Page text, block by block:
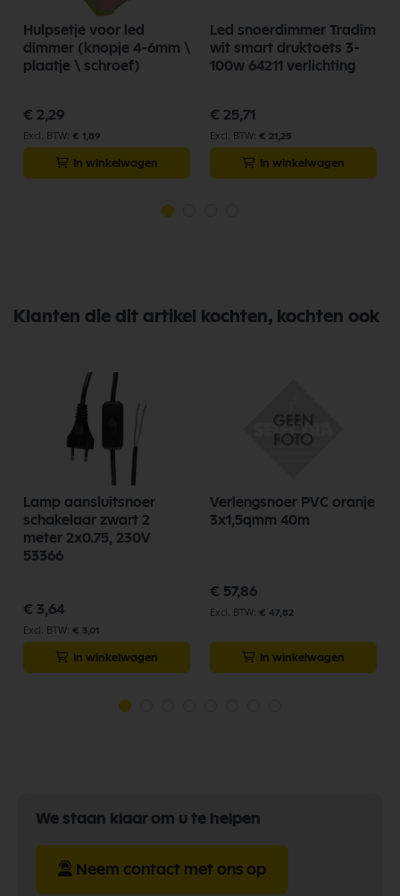
Hulpsetje voor led
dimmer (knopje 4-6mm \
plaatje \ schroef)
€ 2,29
€ 1,89
In winkelwagen
Led snoerdimmer Tradim
wit smart druktoets 3-
100w 64211 verlichting
€ 25,71
€ 21,25
In winkelwagen
Klanten die dit artikel kochten, kochten ook
Lamp aansluitsnoer
schakelaar zwart 2
meter 2x0.75, 230V
53366
€ 3,64
€ 3,01
In winkelwagen
Verlengsnoer PVC oranje
3x1,5qmm 40m
€ 57,86
€ 47,82
In winkelwagen
We staan klaar om u te helpen
Neem contact met ons op